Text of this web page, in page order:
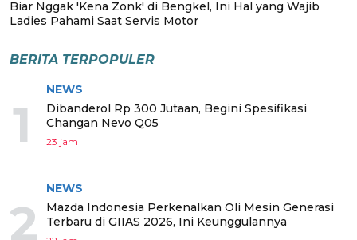
Biar Nggak 'Kena Zonk' di Bengkel, Ini Hal yang Wajib
Ladies Pahami Saat Servis Motor
BERITA TERPOPULER
1
NEWS
Dibanderol Rp 300 Jutaan, Begini Spesifikasi
Changan Nevo Q05
23 jam
2
NEWS
Mazda Indonesia Perkenalkan Oli Mesin Generasi
Terbaru di GIIAS 2026, Ini Keunggulannya